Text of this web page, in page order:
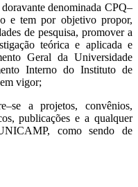
denominada CPQ–
e tem por objetivo propor,
de pesquisa, promover a
teórica e aplicada e
Geral da Universidade
Interno do Instituto de
vigor;
a projetos, convênios,
publicações e a qualquer
como sendo de